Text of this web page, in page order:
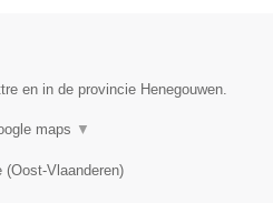
en in de provincie Henegouwen.
maps ▼
(Oost-Vlaanderen)